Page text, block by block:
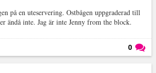
på en uteservering. Ostbågen uppgraderad till
ändå inte. Jag är inte Jenny from the block.
0